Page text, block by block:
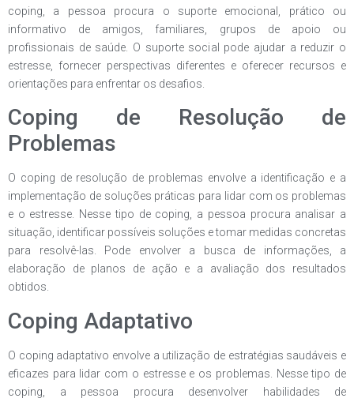
coping, a pessoa procura o suporte emocional, prático ou
informativo de amigos, familiares, grupos de apoio ou
profissionais de saúde. O suporte social pode ajudar a reduzir o
estresse, fornecer perspectivas diferentes e oferecer recursos e
orientações para enfrentar os desafios.
Coping de Resolução de
Problemas
O coping de resolução de problemas envolve a identificação e a
implementação de soluções práticas para lidar com os problemas
e o estresse. Nesse tipo de coping, a pessoa procura analisar a
situação, identificar possíveis soluções e tomar medidas concretas
para resolvê-las. Pode envolver a busca de informações, a
elaboração de planos de ação e a avaliação dos resultados
obtidos.
Coping Adaptativo
O coping adaptativo envolve a utilização de estratégias saudáveis e
eficazes para lidar com o estresse e os problemas. Nesse tipo de
coping, a pessoa procura desenvolver habilidades de